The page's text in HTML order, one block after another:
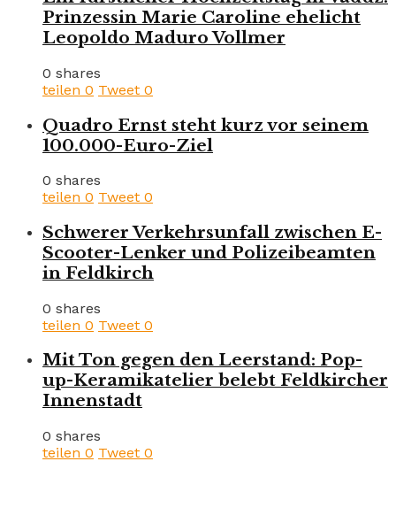
Prinzessin Marie Caroline ehelicht
Leopoldo Maduro Vollmer
0 shares
teilen 0 Tweet 0
Quadro Ernst steht kurz vor seinem
100.000-Euro-Ziel
0 shares
teilen 0 Tweet 0
Schwerer Verkehrsunfall zwischen E-
Scooter-Lenker und Polizeibeamten
in Feldkirch
0 shares
teilen 0 Tweet 0
Mit Ton gegen den Leerstand: Pop-
up-Keramikatelier belebt Feldkircher
Innenstadt
0 shares
teilen 0 Tweet 0